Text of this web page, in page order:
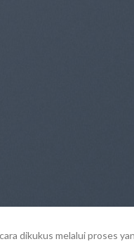
dikukus melalui proses